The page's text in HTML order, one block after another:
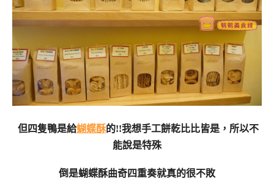
但四隻鴨是給蝴蝶酥的!!我想手工餅乾比比皆是，所以不
能說是特殊
倒是蝴蝶酥曲奇四重奏就真的很不敗